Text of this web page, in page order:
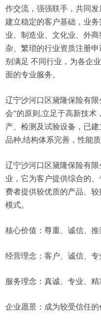
作交流，强强联手，共同
建立稳定的客户基础，业
业、制造业、文化业、外
杂、繁琐的行业资质注册
别满足 不同行业，为各企
面的专业服务。
辽宁沙河口区黛隆保险有
会”的原则,立足于高新技术
产、检测及试验设备，已
品种,结构体系完善，性能质
辽宁沙河口区黛隆保险有
业，它为客户提供综合的
费者提供较优质的产品、
模式。
核心价值：尊重、诚信、
经营理念：客户、诚信、
服务理念：真诚、专业、
企业愿景：成为较受信任